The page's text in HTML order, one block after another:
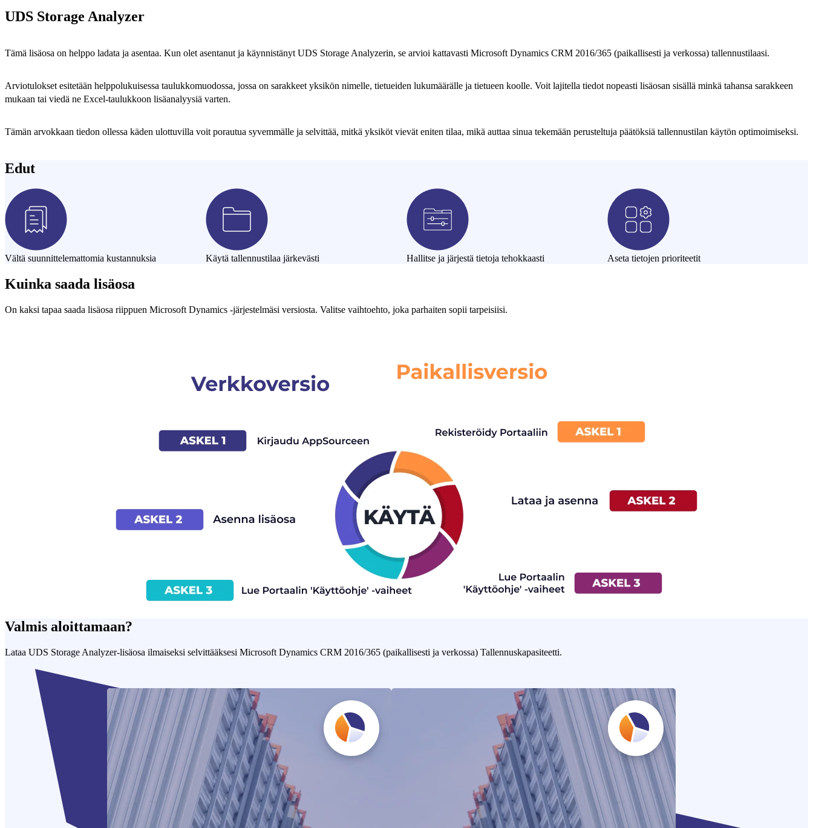
UDS Storage Analyzer
Tämä lisäosa on helppo ladata ja asentaa. Kun olet asentanut ja käynnistänyt UDS Storage Analyzerin, se arvioi kattavasti Microsoft Dynamics CRM 2016/365 (paikallisesti ja verkossa) tallennustilaasi.
Arviotulokset esitetään helppolukuisessa taulukkomuodossa, jossa on sarakkeet yksikön nimelle, tietueiden lukumäärälle ja tietueen koolle. Voit lajitella tiedot nopeasti lisäosan sisällä minkä tahansa sarakkeen
mukaan tai viedä ne Excel-taulukkoon lisäanalyysiä varten.
Tämän arvokkaan tiedon ollessa käden ulottuvilla voit porautua syvemmälle ja selvittää, mitkä yksiköt vievät eniten tilaa, mikä auttaa sinua tekemään perusteltuja päätöksiä tallennustilan käytön optimoimiseksi.
Edut
Vältä suunnittelemattomia kustannuksia Käytä tallennustilaa järkevästi Hallitse ja järjestä tietoja tehokkaasti Aseta tietojen prioriteetit
Kuinka saada lisäosa
On kaksi tapaa saada lisäosa riippuen Microsoft Dynamics -järjestelmäsi versiosta. Valitse vaihtoehto, joka parhaiten sopii tarpeisiisi.
Valmis aloittamaan?
Lataa UDS Storage Analyzer-lisäosa ilmaiseksi selvittääksesi Microsoft Dynamics CRM 2016/365 (paikallisesti ja verkossa) Tallennuskapasiteetti.